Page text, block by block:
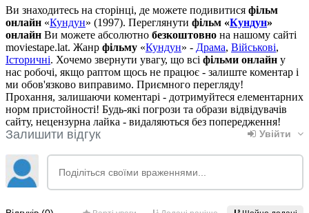
Ви знаходитесь на сторінці, де можете подивитися фільм
онлайн «Кундун» (1997). Переглянути фільм «Кундун»
онлайн Ви можете абсолютно безкоштовно на нашому сайті
moviestape.lat. Жанр фільму «Кундун» - Драма, Військові,
Історичні. Хочемо звернути увагу, що всі фільми онлайн у
нас робочі, якщо раптом щось не працює - залиште коментар і
ми обов'язково виправимо. Приємного перегляду!
Прохання, залишаючи коментарі - дотримуйтеся елементарних
норм пристойності! Будь-які погрози та образи відвідувачів
сайту, нецензурна лайка - видаляються без попередження!